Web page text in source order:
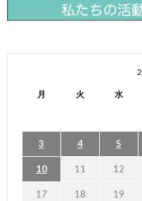
月 火 水
3 4 5
10 11 12
17 18 19